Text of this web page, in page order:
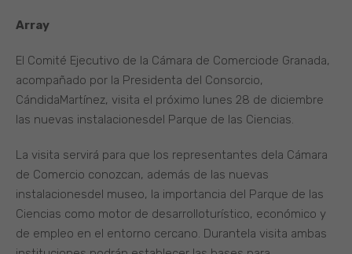
Array
El Comité Ejecutivo de la Cámara de Comerciode Granada,
acompañado por la Presidenta del Consorcio,
CándidaMartínez, visita el próximo lunes 28 de diciembre
las nuevas instalacionesdel Parque de las Ciencias.
La visita servirá para que los representantes dela Cámara
de Comercio conozcan, además de las nuevas
instalacionesdel museo, la importancia del Parque de las
Ciencias como motor de desarrolloturístico, económico y
de empleo en el entorno cercano. Durantela visita ambas